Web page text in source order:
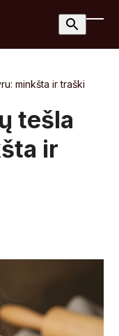
minkšta ir traški
tešla
ir